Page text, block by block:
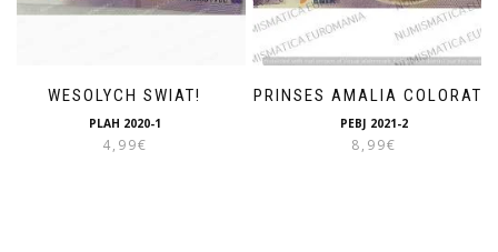
WESOLYCH SWIAT!
PLAH 2020-1
4,99€
PRINSES AMALIA COLORATA
PEBJ 2021-2
8,99€